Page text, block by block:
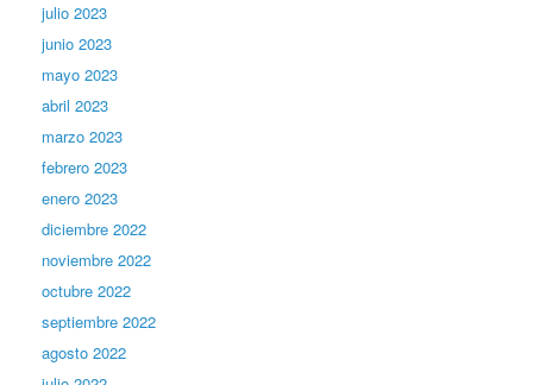
julio 2023
junio 2023
mayo 2023
abril 2023
marzo 2023
febrero 2023
enero 2023
diciembre 2022
noviembre 2022
octubre 2022
septiembre 2022
agosto 2022